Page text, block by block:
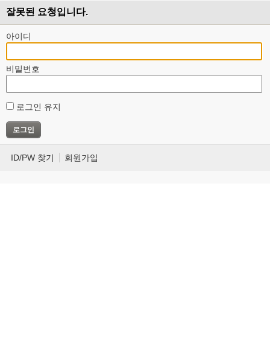
잘못된 요청입니다.
아이디
비밀번호
로그인 유지
ID/PW 찾기 회원가입